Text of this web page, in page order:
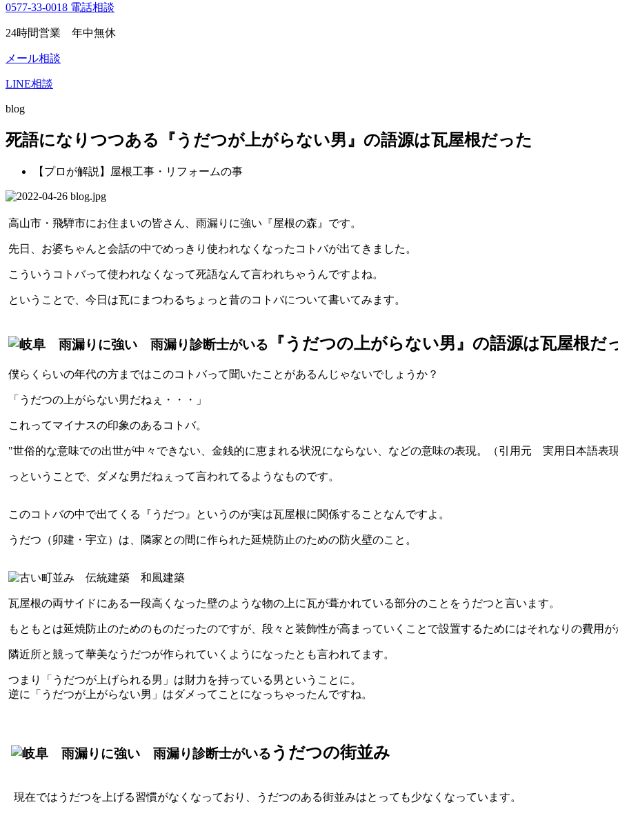
0577-33-0018 電話相談
24時間営業 年中無休
メール相談
LINE相談
blog
死語になりつつある『うだつが上がらない男』の語源は瓦屋根だった
【プロが解説】屋根工事・リフォームの事
高山市・飛騨市にお住まいの皆さん、雨漏りに強い『屋根の森』です。
先日、お婆ちゃんと会話の中でめっきり使われなくなったコトバが出てきました。
こういうコトバって使われなくなって死語なんて言われちゃうんですよね。
ということで、今日は瓦にまつわるちょっと昔のコトバについて書いてみます。
『うだつの上がらない男』の語源は瓦屋根だ
僕らくらいの年代の方まではこのコトバって聞いたことがあるんじゃないでしょうか？
「うだつの上がらない男だねぇ・・・」
これってマイナスの印象のあるコトバ。
"世俗的な意味での出世が中々できない、金銭的に恵まれる状況にならない、などの意味の表現。（引用元 実用日本語表
っということで、ダメな男だねぇって言われてるようなものです。
このコトバの中で出てくる『うだつ』というのが実は瓦屋根に関係することなんですよ。
うだつ（卯建・宇立）は、隣家との間に作られた延焼防止のための防火壁のこと。
瓦屋根の両サイドにある一段高くなった壁のような物の上に瓦が葺かれている部分のことをうだつと言います。
もともとは延焼防止のためのものだったのですが、段々と装飾性が高まっていくことで設置するためにはそれなりの費用
隣近所と競って華美なうだつが作られていくようになったとも言われてます。
つまり「うだつが上げられる男」は財力を持っている男ということに。
逆に「うだつが上がらない男」はダメってことになっちゃったんですね。
うだつの街並み
現在ではうだつを上げる習慣がなくなっており、うだつのある街並みはとっても少なくなっています。